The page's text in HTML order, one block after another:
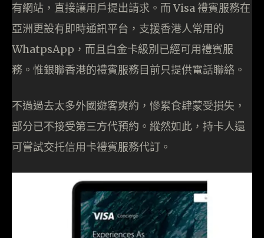
有網站，直接讓用戶提出請求。而 Visa 禮賓服務在
亞洲更設有即時通訊平台，支援香港人常用的
WhatpsApp，而且白金卡級別已經可用禮賓服
務。惟銀聯香港的禮賓服務目前只提供電話聯絡。
不過過去太多外國遊客爽約，慘累食肆蒙受損失，
部分已不接受第三方代預約。縱然如此，持卡人還
可嘗試交托信用卡禮賓服務代訂。